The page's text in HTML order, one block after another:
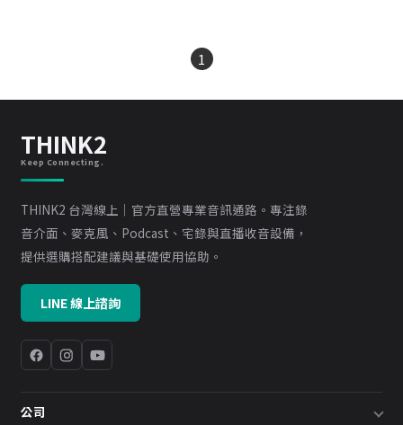
1
THINK2
Keep Connecting.
THINK2 台灣線上｜官方直營專業音訊通路。專注錄
音介面、麥克風、Podcast、宅錄與直播收音設備，
提供選購搭配建議與基礎使用協助。
LINE 線上諮詢
公司